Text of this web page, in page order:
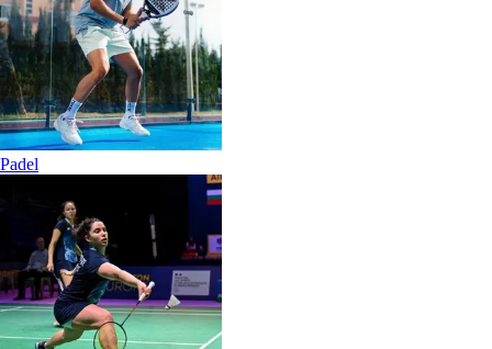
Padel